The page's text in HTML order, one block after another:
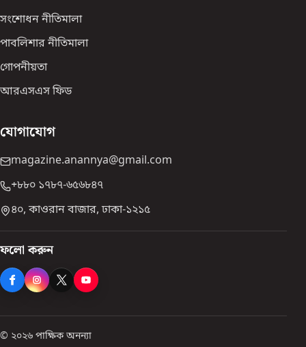
সংশোধন নীতিমালা
পাবলিশার নীতিমালা
গোপনীয়তা
আরএসএস ফিড
যোগাযোগ
magazine.anannya@gmail.com
+৮৮০ ১৭৮৭-৬৫৬৮৪৭
৪০, কাওরান বাজার, ঢাকা-১২১৫
ফলো করুন
© ২০২৬ পাক্ষিক অনন্যা